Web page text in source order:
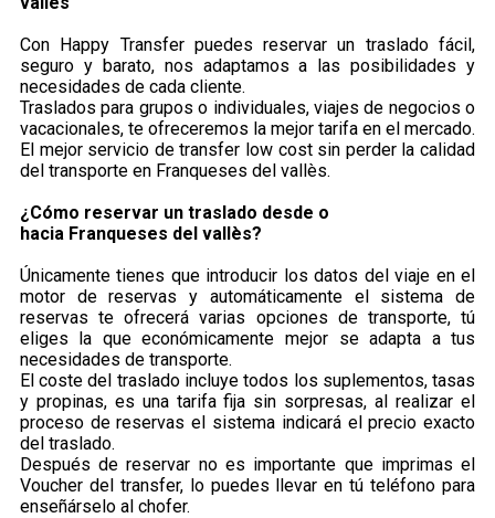
Con Happy Transfer puedes reservar un traslado fácil,
seguro y barato, nos adaptamos a las posibilidades y
necesidades de cada cliente.
Traslados para grupos o individuales, viajes de negocios o
vacacionales, te ofreceremos la mejor tarifa en el mercado.
El mejor servicio de transfer low cost sin perder la calidad
del transporte en Franqueses del vallès.
¿Cómo reservar un traslado desde o
hacia Franqueses del vallès?
Únicamente tienes que introducir los datos del viaje en el
motor de reservas y automáticamente el sistema de
reservas te ofrecerá varias opciones de transporte, tú
eliges la que económicamente mejor se adapta a tus
necesidades de transporte.
El coste del traslado incluye todos los suplementos, tasas
y propinas, es una tarifa fija sin sorpresas, al realizar el
proceso de reservas el sistema indicará el precio exacto
del traslado.
Después de reservar no es importante que imprimas el
Voucher del transfer, lo puedes llevar en tú teléfono para
enseñárselo al chofer.